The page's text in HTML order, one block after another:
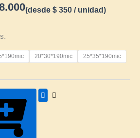
Price
through
$ 68.000
(desde $ 350 / unidad)
20*30*190mic 25*35*190mic